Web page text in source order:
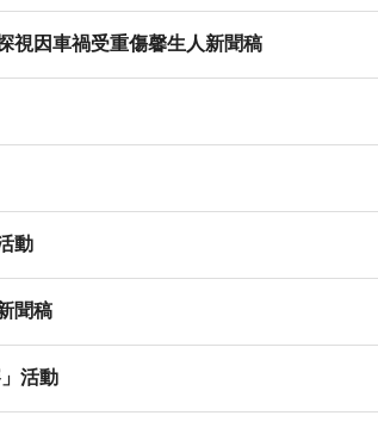
視因車禍受重傷馨生人新聞稿
動
聞稿
活動